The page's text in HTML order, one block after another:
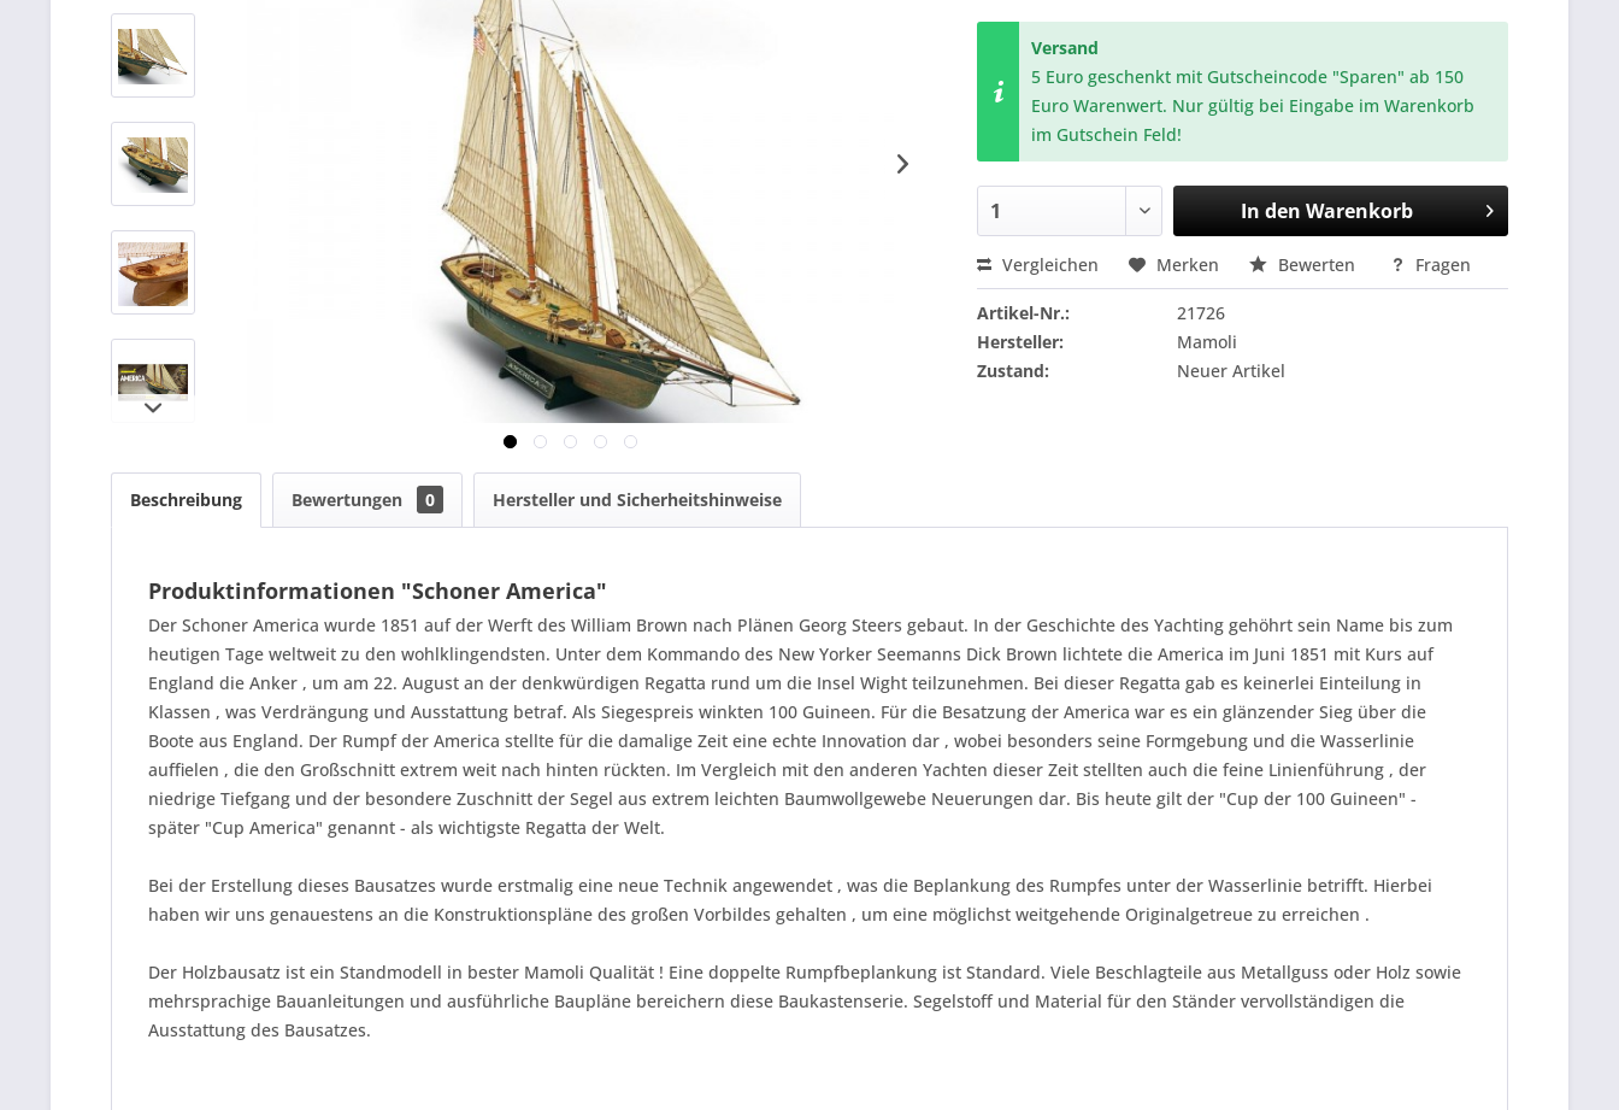
Versand
5 Euro geschenkt mit Gutscheincode "Sparen" ab 150
Euro Warenwert. Nur gültig bei Eingabe im Warenkorb
im Gutschein Feld!
In den Warenkorb
Vergleichen Merken Bewerten Fragen
Artikel-Nr.:
21726
Hersteller:
Mamoli
Zustand:
Neuer Artikel
Beschreibung Bewertungen 0 Hersteller und Sicherheitshinweise
Produktinformationen "Schoner America"
Der Schoner America wurde 1851 auf der Werft des William Brown nach Plänen Georg Steers gebaut. In der Geschichte des Yachting gehöhrt sein Name bis zum
heutigen Tage weltweit zu den wohlklingendsten. Unter dem Kommando des New Yorker Seemanns Dick Brown lichtete die America im Juni 1851 mit Kurs auf
England die Anker , um am 22. August an der denkwürdigen Regatta rund um die Insel Wight teilzunehmen. Bei dieser Regatta gab es keinerlei Einteilung in
Klassen , was Verdrängung und Ausstattung betraf. Als Siegespreis winkten 100 Guineen. Für die Besatzung der America war es ein glänzender Sieg über die
Boote aus England. Der Rumpf der America stellte für die damalige Zeit eine echte Innovation dar , wobei besonders seine Formgebung und die Wasserlinie
auffielen , die den Großschnitt extrem weit nach hinten rückten. Im Vergleich mit den anderen Yachten dieser Zeit stellten auch die feine Linienführung , der
niedrige Tiefgang und der besondere Zuschnitt der Segel aus extrem leichten Baumwollgewebe Neuerungen dar. Bis heute gilt der "Cup der 100 Guineen" -
später "Cup America" genannt - als wichtigste Regatta der Welt.
Bei der Erstellung dieses Bausatzes wurde erstmalig eine neue Technik angewendet , was die Beplankung des Rumpfes unter der Wasserlinie betrifft. Hierbei
haben wir uns genauestens an die Konstruktionspläne des großen Vorbildes gehalten , um eine möglichst weitgehende Originalgetreue zu erreichen .
Der Holzbausatz ist ein Standmodell in bester Mamoli Qualität ! Eine doppelte Rumpfbeplankung ist Standard. Viele Beschlagteile aus Metallguss oder Holz sowie
mehrsprachige Bauanleitungen und ausführliche Baupläne bereichern diese Baukastenserie. Segelstoff und Material für den Ständer vervollständigen die
Ausstattung des Bausatzes.